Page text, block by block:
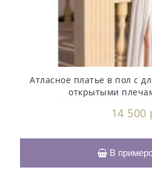
Атласное платье в пол с
открытыми
14 500
В